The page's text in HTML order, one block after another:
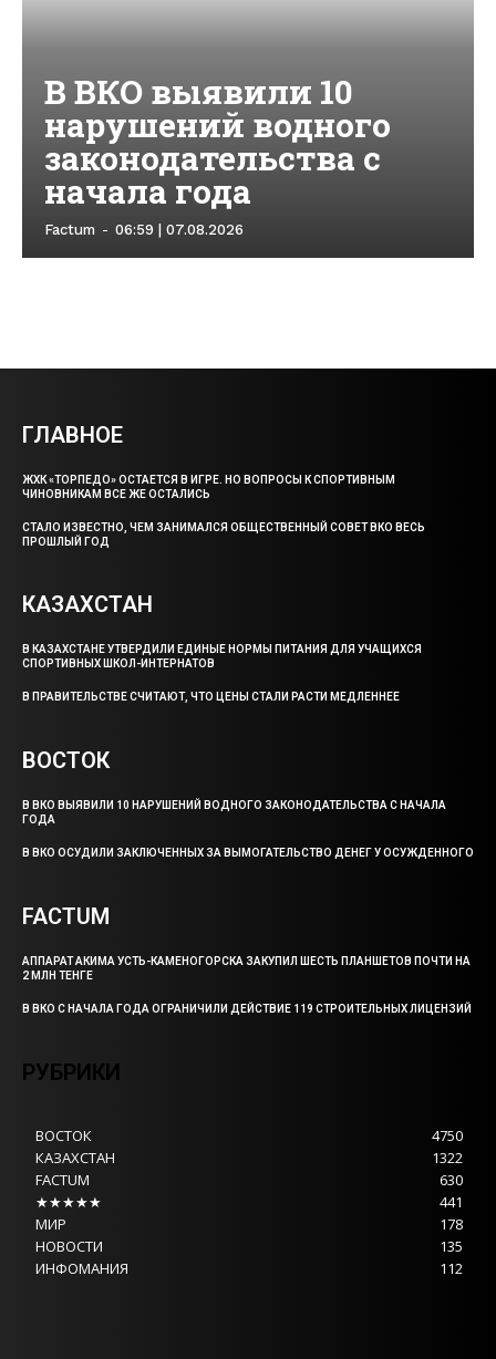
В ВКО выявили 10
нарушений водного
законодательства с
начала года
Factum - 06:59 | 07.08.2026
ГЛАВНОЕ
ЖХК «ТОРПЕДО» ОСТАЕТСЯ В ИГРЕ. НО ВОПРОСЫ К СПОРТИВНЫМ
ЧИНОВНИКАМ ВСЕ ЖЕ ОСТАЛИСЬ
СТАЛО ИЗВЕСТНО, ЧЕМ ЗАНИМАЛСЯ ОБЩЕСТВЕННЫЙ СОВЕТ ВКО ВЕСЬ
ПРОШЛЫЙ ГОД
КАЗАХСТАН
В КАЗАХСТАНЕ УТВЕРДИЛИ ЕДИНЫЕ НОРМЫ ПИТАНИЯ ДЛЯ УЧАЩИХСЯ
СПОРТИВНЫХ ШКОЛ-ИНТЕРНАТОВ
В ПРАВИТЕЛЬСТВЕ СЧИТАЮТ, ЧТО ЦЕНЫ СТАЛИ РАСТИ МЕДЛЕННЕЕ
ВОСТОК
В ВКО ВЫЯВИЛИ 10 НАРУШЕНИЙ ВОДНОГО ЗАКОНОДАТЕЛЬСТВА С НАЧАЛА
ГОДА
В ВКО ОСУДИЛИ ЗАКЛЮЧЕННЫХ ЗА ВЫМОГАТЕЛЬСТВО ДЕНЕГ У ОСУЖДЕННОГО
FACTUM
АППАРАТ АКИМА УСТЬ-КАМЕНОГОРСКА ЗАКУПИЛ ШЕСТЬ ПЛАНШЕТОВ ПОЧТИ НА
2 МЛН ТЕНГЕ
В ВКО С НАЧАЛА ГОДА ОГРАНИЧИЛИ ДЕЙСТВИЕ 119 СТРОИТЕЛЬНЫХ ЛИЦЕНЗИЙ
РУБРИКИ
ВОСТОК
4750
КАЗАХСТАН
1322
FACTUM
630
★★★★★
441
МИР
178
НОВОСТИ
135
ИНФОМАНИЯ
112